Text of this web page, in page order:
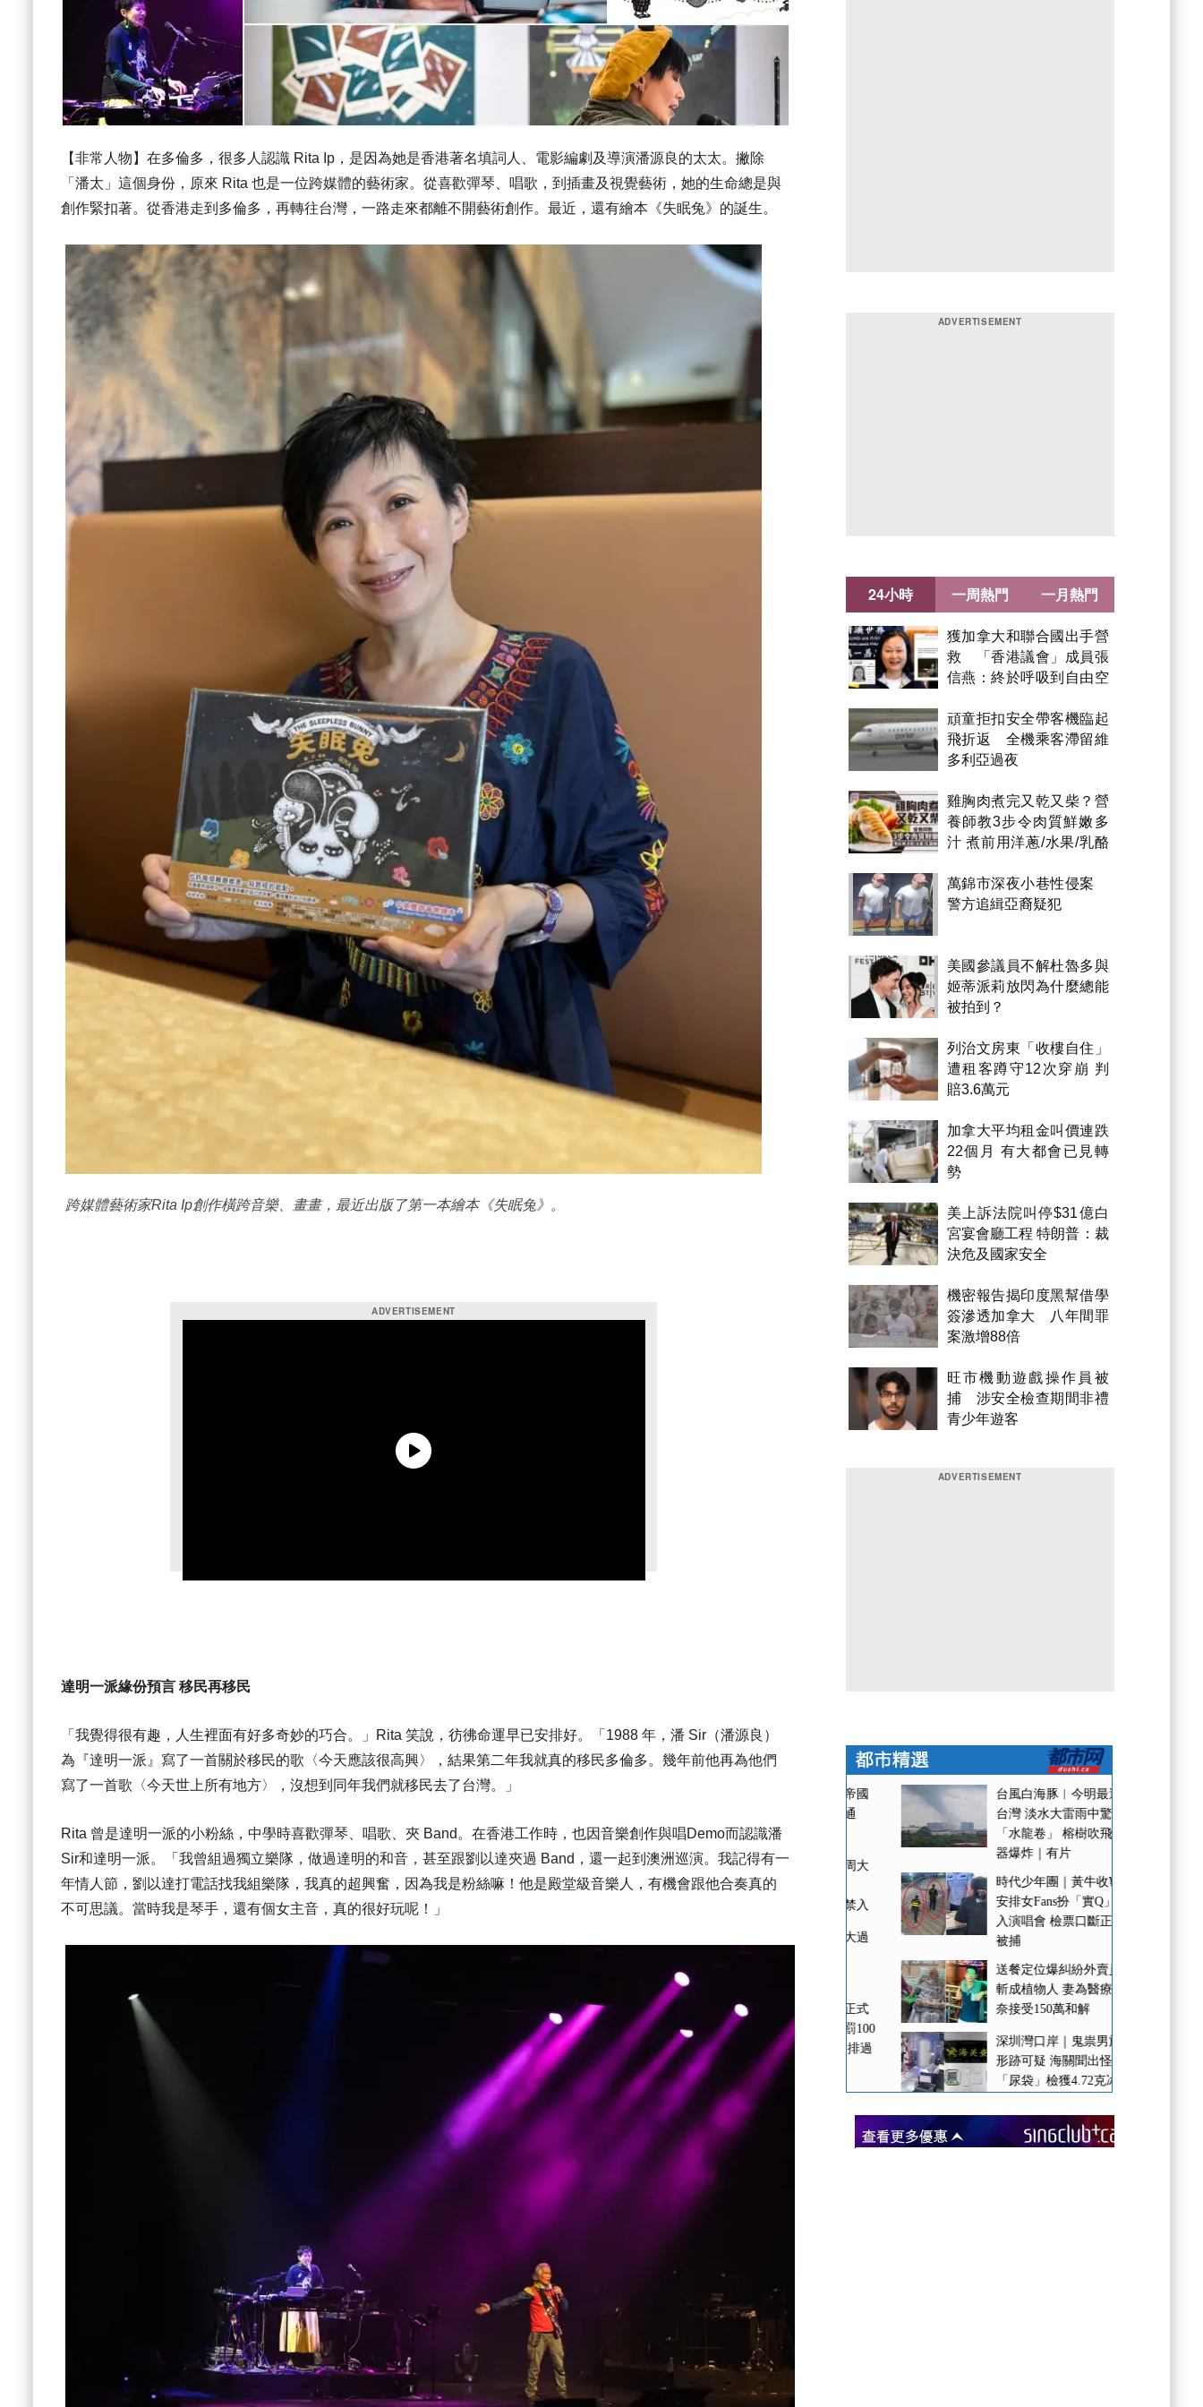
【非常人物】在多倫多，很多人認識 Rita Ip，是因為她是香港著名填詞人、電影編劇及導演潘源良的太太。撇除
「潘太」這個身份，原來 Rita 也是一位跨媒體的藝術家。從喜歡彈琴、唱歌，到插畫及視覺藝術，她的生命總是與
創作緊扣著。從香港走到多倫多，再轉往台灣，一路走來都離不開藝術創作。最近，還有繪本《失眠兔》的誕生。
跨媒體藝術家Rita Ip創作橫跨音樂、畫畫，最近出版了第一本繪本《失眠兔》。
達明一派緣份預言 移民再移民
「我覺得很有趣，人生裡面有好多奇妙的巧合。」Rita 笑說，彷彿命運早已安排好。「1988 年，潘 Sir（潘源良）
為『達明一派』寫了一首關於移民的歌〈今天應該很高興〉，結果第二年我就真的移民多倫多。幾年前他再為他們
寫了一首歌〈今天世上所有地方〉，沒想到同年我們就移民去了台灣。」
Rita 曾是達明一派的小粉絲，中學時喜歡彈琴、唱歌、夾 Band。在香港工作時，也因音樂創作與唱Demo而認識潘
Sir和達明一派。「我曾組過獨立樂隊，做過達明的和音，甚至跟劉以達夾過 Band，還一起到澳洲巡演。我記得有一
年情人節，劉以達打電話找我組樂隊，我真的超興奮，因為我是粉絲嘛！他是殿堂級音樂人，有機會跟他合奏真的
不可思議。當時我是琴手，還有個女主音，真的很好玩呢！」
24小時
獲加拿大和聯合國出手營
救 「香港議會」成員張
信燕：終於呼吸到自由空
頑童拒扣安全帶客機臨起
飛折返 全機乘客滯留維
多利亞過夜
雞胸肉煮完又乾又柴？營
養師教3步令肉質鮮嫩多
汁 煮前用洋蔥/水果/乳酪
萬錦市深夜小巷性侵案
警方追緝亞裔疑犯
美國參議員不解杜魯多與
姬蒂派莉放閃為什麼總能
被拍到？
列治文房東「收樓自住」
遭租客蹲守12次穿崩 判
賠3.6萬元
加拿大平均租金叫價連跌
22個月 有大都會已見轉
勢
美上訴法院叫停$31億白
宮宴會廳工程 特朗普：裁
決危及國家安全
機密報告揭印度黑幫借學
簽滲透加拿大 八年間罪
案激增88倍
旺市機動遊戲操作員被
捕 涉安全檢查期間非禮
青少年遊客
一周熱門 一月熱門